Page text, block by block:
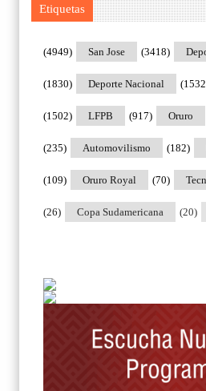
Etiquetas
San Jose
(4949) (3418)
Deporte Nacional
(1830)
LFPB
(1502) Oruro
(917)
Automovilismo
(235) (182)
Oruro Royal
(109) (70)
Copa Sudamericana
(26) (20)